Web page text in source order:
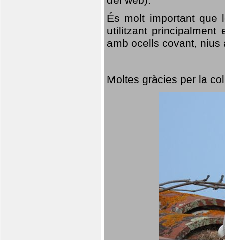
És molt important que
utilitzant
amb ocells covant,
Moltes gràcies per la